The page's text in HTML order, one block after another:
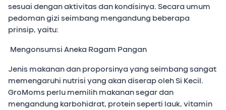
sesuai dengan aktivitas dan kondisinya. Secara umum
pedoman gizi seimbang mengandung beberapa
prinsip, yaitu:
Mengonsumsi Aneka Ragam Pangan
Jenis makanan dan proporsinya yang seimbang sangat
memengaruhi nutrisi yang akan diserap oleh Si Kecil.
GroMoms perlu memilih makanan segar dan
mengandung karbohidrat, protein seperti lauk, vitamin